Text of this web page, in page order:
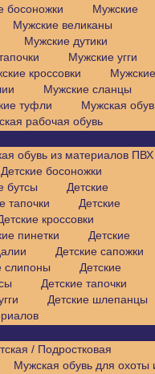
босоножки
Мужские
Мужские великаны
Мужские дутики
Мужские угги
кроссовки
Мужские
Мужские сланцы
туфли
Мужская
рабочая обувь
обувь из материалов
Детские босоножки
бутсы
Детские
тапочки
Детские
кроссовки
пинетки
Детские
Детские сапожки
слипоны
Детские
Детские тапочки
Детские шлепанцы
/ Подростковая
Мужская обувь для охоты